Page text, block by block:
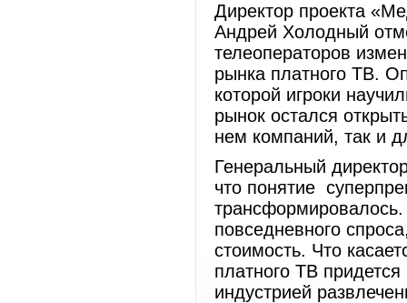
Директор проекта
Андрей Холодный
телеоператоров
рынка платного ТВ.
которой игроки
рынок остался
нем компаний, так и
Генеральный
что понятие
трансформировалось.
повседневного
стоимость. Что
платного ТВ
индустрией